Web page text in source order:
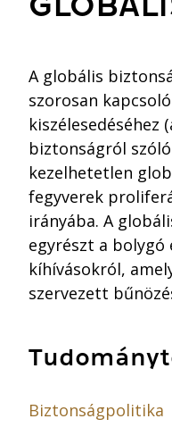
A globális
szorosan
kiszélesedéséhez
biztonságról
kezelhetetlen
fegyverek
irányába. A
egyrészt a
kíhívásokról,
szervezett
Biztonságpolitika